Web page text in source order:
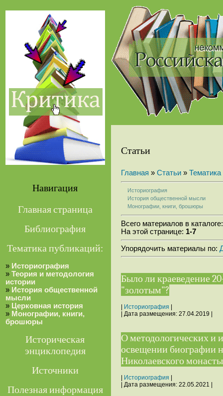
Навигация
Главная страница
Библиография
Тематика публикаций:
» Историография
» Теория и методология
истории
» История общественной
мысли
» Церковная история
» Монографии, книги,
брошюры
Историческая
энциклопедия
Источники
Полезная информация
Статьи
Главная » Статьи » Тематика
Историография
История общественной мысли
Монографии, книги, брошюры
Всего материалов в
На этой странице: 1-7
Упорядочить материалы по:
Было ли краеведение
"золотым"?
| Историография |
| Дата размещения: 27.04.2019 |
О методологических и
освещении биографии
Николаевского
Историография
| Дата размещения: 22.05.2021